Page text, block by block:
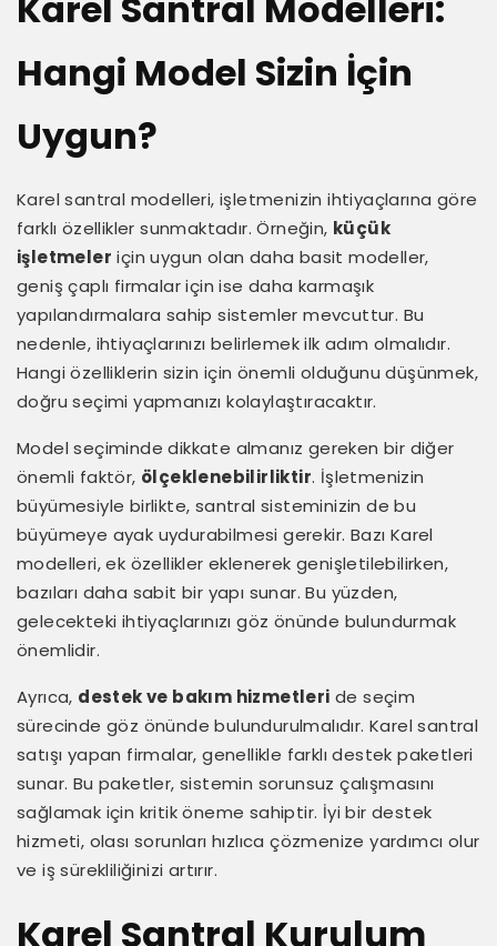
Hangi Model Sizin İçin
Uygun?
Karel santral modelleri, işletmenizin ihtiyaçlarına göre
farklı özellikler sunmaktadır. Örneğin, küçük
işletmeler için uygun olan daha basit modeller,
geniş çaplı firmalar için ise daha karmaşık
yapılandırmalara sahip sistemler mevcuttur. Bu
nedenle, ihtiyaçlarınızı belirlemek ilk adım olmalıdır.
Hangi özelliklerin sizin için önemli olduğunu düşünmek,
doğru seçimi yapmanızı kolaylaştıracaktır.
Model seçiminde dikkate almanız gereken bir diğer
önemli faktör, ölçeklenebilirliktir. İşletmenizin
büyümesiyle birlikte, santral sisteminizin de bu
büyümeye ayak uydurabilmesi gerekir. Bazı Karel
modelleri, ek özellikler eklenerek genişletilebilirken,
bazıları daha sabit bir yapı sunar. Bu yüzden,
gelecekteki ihtiyaçlarınızı göz önünde bulundurmak
önemlidir.
Ayrıca, destek ve bakım hizmetleri de seçim
sürecinde göz önünde bulundurulmalıdır. Karel santral
satışı yapan firmalar, genellikle farklı destek paketleri
sunar. Bu paketler, sistemin sorunsuz çalışmasını
sağlamak için kritik öneme sahiptir. İyi bir destek
hizmeti, olası sorunları hızlıca çözmenize yardımcı olur
ve iş sürekliliğinizi artırır.
Karel Santral Kurulum